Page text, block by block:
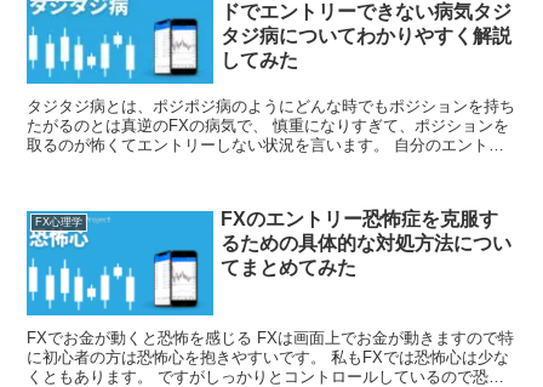
ドでエントリーできない病気タジ
タジ病についてわかりやすく解説
してみた
タジタジ病とは、ポジポジ病のようにどんな時でもポジションを持ち
たがるのとは真逆のFXの病気で、 慎重になりすぎて、ポジションを
取るのが怖くてエントリーしない状況を言います。 自分のエントリ
FX心理学
FXのエントリー恐怖症を克服す
るための具体的な対処方法につい
てまとめてみた
FXでお金が動くと恐怖を感じる FXは画面上でお金が動きますので特
に初心者の方は恐怖心を抱きやすいです。 私もFXでは恐怖心は少な
くともあります。 ですがしっかりとコントロールしているので恐怖